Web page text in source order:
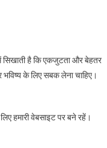
सिखाती है कि एकजुटता और बेहतर
के लिए सबक लेना चाहिए।
हमारी वेबसाइट पर बने रहें।